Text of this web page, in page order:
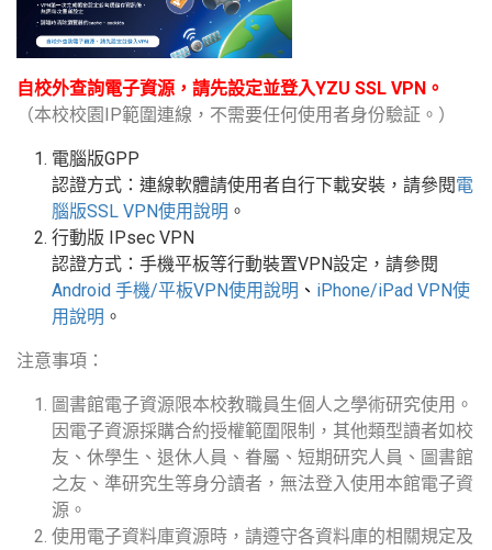
自校外查詢電子資源，請先設定並登入YZU SSL VPN。
（本校校園IP範圍連線，不需要任何使用者身份驗証。）
電腦版GPP
認證方式：連線軟體請使用者自行下載安裝，請參閱電
腦版SSL VPN使用說明 。
行動版
IPsec VPN
認證方式：手機平板等行動裝置VPN設定 ，請參閱
Android 手機/平板VPN使用說明 、 iPhone/iPad VPN使
用說明 。
注意事項：
圖書館電子資源限本校教職員生個人之學術研究使用。
因電子資源採購合約授權範圍限制，其他類型讀者如校
友、休學生、退休人員、眷屬、短期研究人員、圖書館
之友、準研究生等身分讀者，無法登入使用本館電子資
源。
使用電子資料庫資源時，請遵守各資料庫的相關規定及